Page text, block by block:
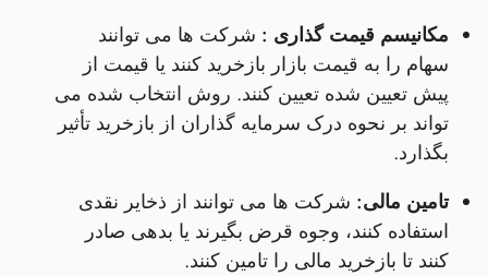
مکانیسم قیمت گذاری : شرکت ها می توانند
سهام را به قیمت بازار بازخرید کنند یا قیمت از
پیش تعیین شده تعیین کنند. روش انتخاب شده می
تواند بر نحوه درک سرمایه گذاران از بازخرید تأثیر
بگذارد.
تامین مالی: شرکت ها می توانند از ذخایر نقدی
استفاده کنند، وجوه قرض بگیرند یا بدهی صادر
کنند تا بازخرید مالی را تامین کنند.